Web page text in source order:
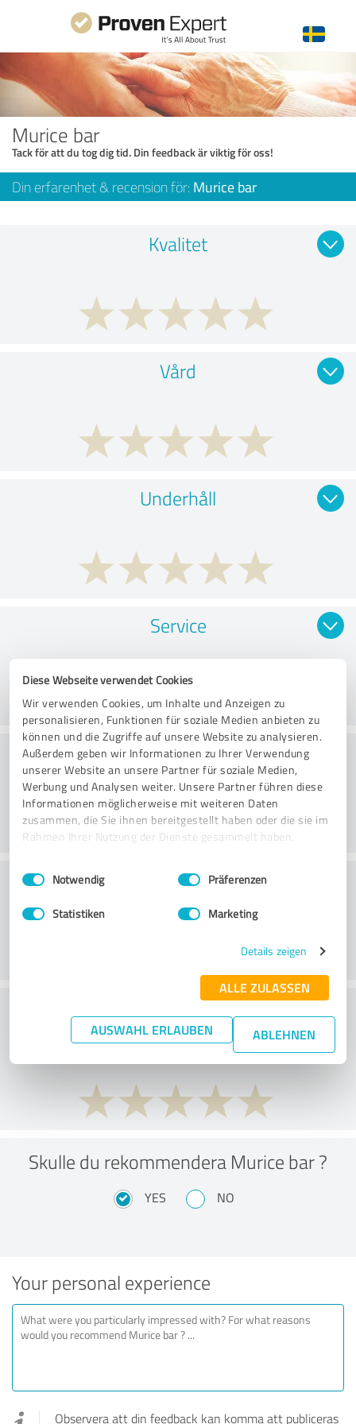
Diese Webseite verwendet Cookies
Wir verwenden Cookies, um Inhalte und Anzeigen zu
personalisieren, Funktionen für soziale Medien anbieten zu
können und die Zugriffe auf unsere Website zu analysieren.
Außerdem geben wir Informationen zu Ihrer Verwendung
unserer Website an unsere Partner für soziale Medien,
Werbung und Analysen weiter. Unsere Partner führen diese
Informationen möglicherweise mit weiteren Daten
zusammen, die Sie ihnen bereitgestellt haben oder die sie im
Rahmen Ihrer Nutzung der Dienste gesammelt haben.
Impressum Datenschutzbestimmungen
Einwilligungsauswahl
Notwendig Präferenzen
Statistiken Marketing
Details zeigen
ALLE ZULASSEN
AUSWAHL ERLAUBEN ABLEHNEN
Murice bar
Tack för att du tog dig tid. Din feedback är viktig för oss!
Din erfarenhet & recension för: Murice bar
Kvalitet
Vård
Underhåll
Service
Atmosfär
Rådgivning
What do you think of the price to
performance ratio?
Skulle du rekommendera Murice bar ?
YES NO
Your personal experience
Observera att din feedback kan komma att publiceras